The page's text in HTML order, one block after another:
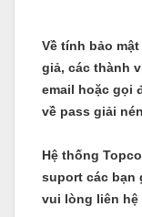
Về tính bảo
giả, các thành
email hoặc gọi
về pass giải
Hệ thống
suport các bạn
vui lòng liên hệ